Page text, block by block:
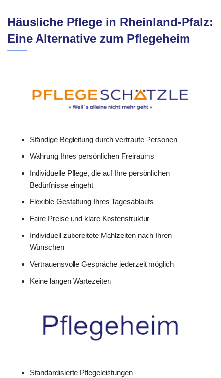
Häusliche Pflege in Rheinland-Pfalz:
Eine Alternative zum Pflegeheim
Ständige Begleitung durch vertraute Personen
Wahrung Ihres persönlichen Freiraums
Individuelle Pflege, die auf Ihre persönlichen
Bedürfnisse eingeht
Flexible Gestaltung Ihres Tagesablaufs
Faire Preise und klare Kostenstruktur
Individuell zubereitete Mahlzeiten nach Ihren
Wünschen
Vertrauensvolle Gespräche jederzeit möglich
Keine langen Wartezeiten
Standardisierte Pflegeleistungen